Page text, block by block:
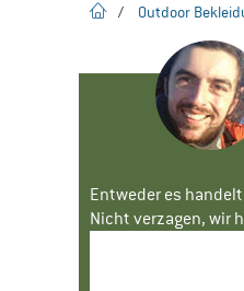
Startseite
/ Outdoor
Entweder es
Nicht verzagen, wir